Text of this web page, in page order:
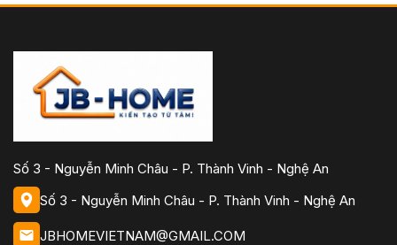
Số 3 - Nguyễn Minh Châu - P. Thành Vinh - Nghệ An
Số 3 - Nguyễn Minh Châu - P. Thành Vinh - Nghệ An
JBHOMEVIETNAM@GMAIL.COM